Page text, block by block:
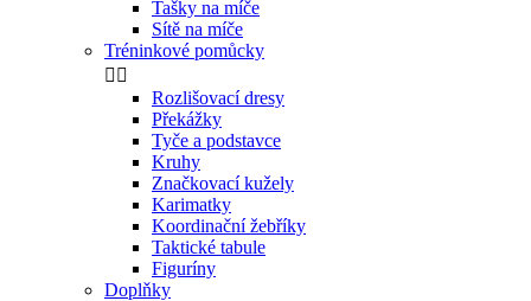
Tašky na míče
Sítě na míče
Tréninkové pomůcky
 
Rozlišovací dresy
Překážky
Tyče a podstavce
Kruhy
Značkovací kužely
Karimatky
Koordinační žebříky
Taktické tabule
Figuríny
Doplňky